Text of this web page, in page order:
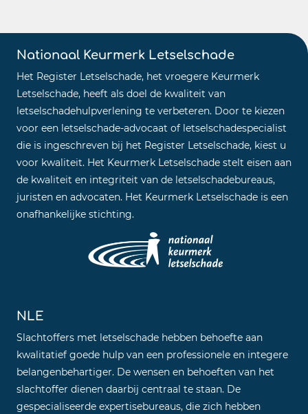
Nationaal Keurmerk Letselschade
Het Register Letselschade, het vroegere Keurmerk
Letselschade, heeft als doel de kwaliteit van
letselschadehulpverlening te verbeteren. Door te kiezen
voor een letselschade-advocaat of letselschadespecialist
die is ingeschreven bij het Register Letselschade, kiest u
voor kwaliteit. Het Keurmerk Letselschade stelt eisen aan
de kwaliteit en integriteit van de letselschadebureaus,
juristen en advocaten. Het Keurmerk Letselschade is een
onafhankelijke stichting.
NLE
Slachtoffers met letselschade hebben behoefte aan
kwalitatief goede hulp van een professionele en integere
belangenbehartiger. De wensen en behoeften van het
slachtoffer dienen daarbij centraal te staan. De
gespecialiseerde expertisebureaus, die zich hebben